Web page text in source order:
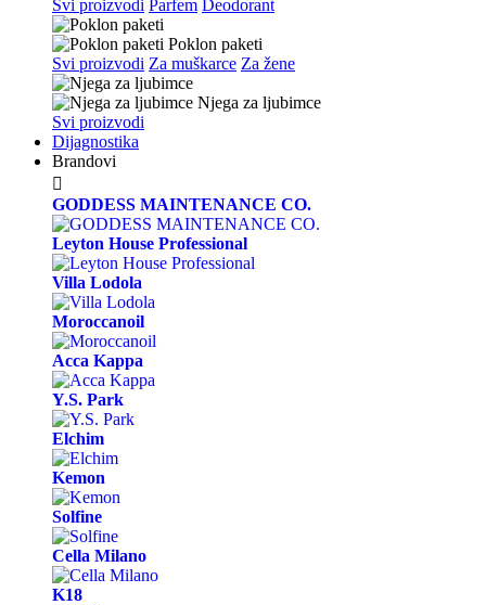
Svi proizvodi Parfem Deodorant
Poklon paketi
Svi proizvodi Za muškarce Za žene
Njega za ljubimce
Svi proizvodi
Dijagnostika
Brandovi

GODDESS MAINTENANCE CO.
Leyton House Professional
Villa Lodola
Moroccanoil
Acca Kappa
Y.S. Park
Elchim
Kemon
Solfine
Cella Milano
K18